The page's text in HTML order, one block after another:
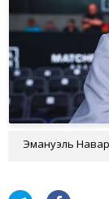
Эмануэль